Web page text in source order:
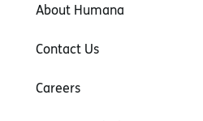
About Humana
Contact Us
Careers